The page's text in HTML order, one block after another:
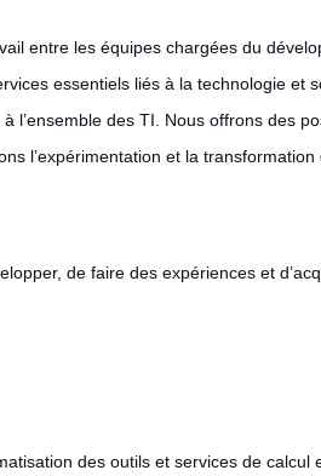
entre les équipes chargées du
essentiels liés à la technologie et
l’ensemble des TI. Nous offrons des
l’expérimentation et la
de faire des expériences et
des outils et services de